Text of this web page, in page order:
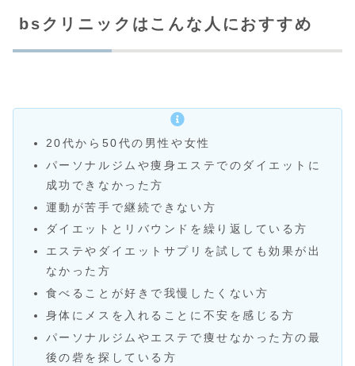
bsクリニックはこんな人におすすめ
20代から50代の男性や女性
パーソナルジムや痩身エステでのダイエットに
成功できなかった方
運動が苦手で継続できない方
ダイエットとリバウンドを繰り返している方
エステやダイエットサプリを試しても効果が出
なかった方
食べることが好きで我慢したくない方
身体にメスを入れることに不安を感じる方
パーソナルジムやエステで痩せなかった方の最
後の砦を探している方